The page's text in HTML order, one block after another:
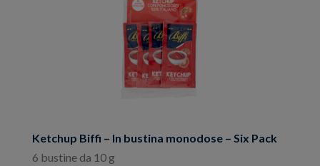
Ketchup Biffi – In bustina monodose – Six Pack
6 bustine da 10 g